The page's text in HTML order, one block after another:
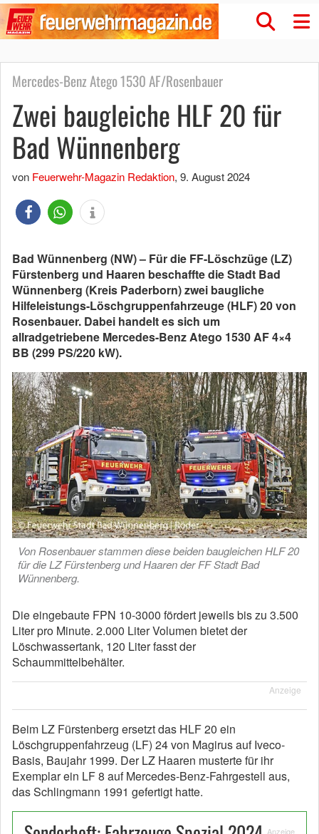
Mercedes-Benz Atego 1530 AF/Rosenbauer
Zwei baugleiche HLF 20 für
Bad Wünnenberg
von Feuerwehr-Magazin Redaktion, 9. August 2024
Bad Wünnenberg (NW) – Für die FF-Löschzüge (LZ)
Fürstenberg und Haaren beschaffte die Stadt Bad
Wünnenberg (Kreis Paderborn) zwei baugliche
Hilfeleistungs-Löschgruppenfahrzeuge (HLF) 20 von
Rosenbauer. Dabei handelt es sich um
allradgetriebene Mercedes-Benz Atego 1530 AF 4×4
BB (299 PS/220 kW).
Von Rosenbauer stammen diese beiden baugleichen HLF 20
für die LZ Fürstenberg und Haaren der FF Stadt Bad
Wünnenberg.
Die eingebaute FPN 10-3000 fördert jeweils bis zu 3.500
Liter pro Minute. 2.000 Liter Volumen bietet der
Löschwassertank, 120 Liter fasst der
Schaummittelbehälter.
Anzeige
Beim LZ Fürstenberg ersetzt das HLF 20 ein
Löschgruppenfahrzeug (LF) 24 von Magirus auf Iveco-
Basis, Baujahr 1999. Der LZ Haaren musterte für ihr
Exemplar ein LF 8 auf Mercedes-Benz-Fahrgestell aus,
das Schlingmann 1991 gefertigt hatte.
Anzeige